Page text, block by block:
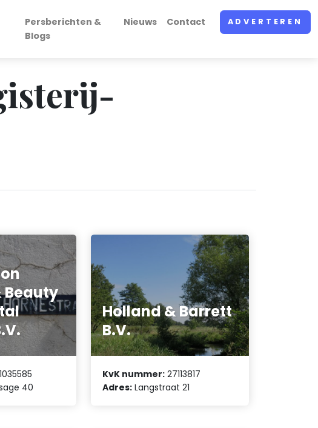
Persberichten &
Blogs
Nieuws Contact ADVERTEREN
Beauty
40
Holland & Barrett
B.V.
KvK nummer: 27113817
Adres: Langstraat 21